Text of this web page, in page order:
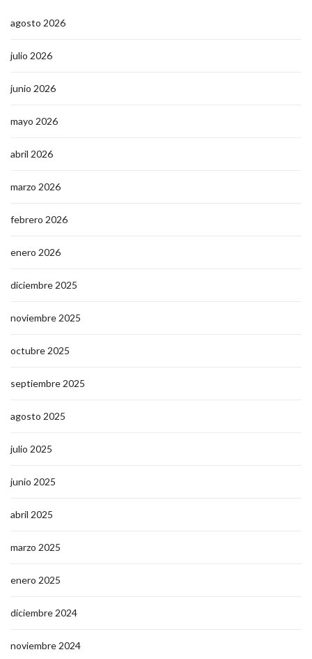
agosto 2026
julio 2026
junio 2026
mayo 2026
abril 2026
marzo 2026
febrero 2026
enero 2026
diciembre 2025
noviembre 2025
octubre 2025
septiembre 2025
agosto 2025
julio 2025
junio 2025
abril 2025
marzo 2025
enero 2025
diciembre 2024
noviembre 2024